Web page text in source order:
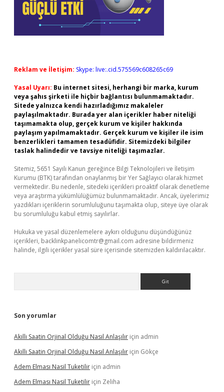
Reklam ve İletişim: Skype: live:.cid.575569c608265c69
Yasal Uyarı: Bu internet sitesi, herhangi bir marka, kurum
veya şahıs şirketi ile hiçbir bağlantısı bulunmamaktadır.
Sitede yalnızca kendi hazırladığımız makaleler
paylaşılmaktadır. Burada yer alan içerikler haber niteliği
taşımamakta olup, gerçek kurum ve kişiler hakkında
paylaşım yapılmamaktadır. Gerçek kurum ve kişiler ile isim
benzerlikleri tamamen tesadüfidir. Sitemizdeki bilgiler
taslak halindedir ve tavsiye niteliği taşımazlar.
Sitemiz, 5651 Sayılı Kanun gereğince Bilgi Teknolojileri ve İletişim
Kurumu (BTK) tarafından onaylanmış bir Yer Sağlayıcı olarak hizmet
vermektedir. Bu nedenle, sitedeki içerikleri proaktif olarak denetleme
veya araştırma yükümlülüğümüz bulunmamaktadır. Ancak, üyelerimiz
yazdıkları içeriklerin sorumluluğunu taşımakta olup, siteye üye olarak
bu sorumluluğu kabul etmiş sayılırlar.
Hukuka ve yasal düzenlemelere aykırı olduğunu düşündüğünüz
içerikleri, backlinkpanelicomtr@gmail.com adresine bildirmeniz
halinde, ilgili içerikler yasal süre içerisinde sitemizden kaldırılacaktır.
Son yorumlar
Akıllı Saatin Orjinal Olduğu Nasıl Anlaşılır için admin
Akıllı Saatin Orjinal Olduğu Nasıl Anlaşılır için Gökçe
Adem Elması Nasil Tuketilir için admin
Adem Elması Nasil Tuketilir için Zeliha